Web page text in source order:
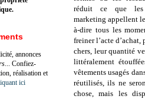
réduit ce que les
marketing appellent
à-dire tous les
freiner l’acte
chers, leur quantité
littéralement
vêtements usagés
réutilisés, ils ne
chose, mais les
annonces
... Confiez-
réalisation et
ici